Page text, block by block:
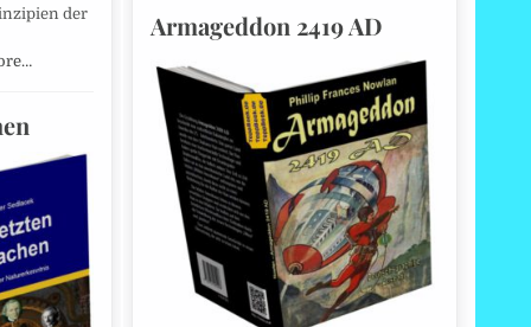
der Armageddon 2419 AD